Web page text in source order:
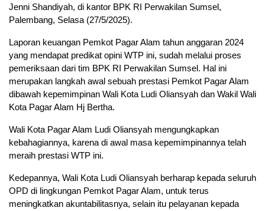
Jenni Shandiyah, di kantor BPK RI Perwakilan Sumsel,
Palembang, Selasa (27/5/2025).
Laporan keuangan Pemkot Pagar Alam tahun anggaran 2024
yang mendapat predikat opini WTP ini, sudah melalui proses
pemeriksaan dari tim BPK RI Perwakilan Sumsel. Hal ini
merupakan langkah awal sebuah prestasi Pemkot Pagar Alam
dibawah kepemimpinan Wali Kota Ludi Oliansyah dan Wakil Wali
Kota Pagar Alam Hj Bertha.
Wali Kota Pagar Alam Ludi Oliansyah mengungkapkan
kebahagiannya, karena di awal masa kepemimpinannya telah
meraih prestasi WTP ini.
Kedepannya, Wali Kota Ludi Oliansyah berharap kepada seluruh
OPD di lingkungan Pemkot Pagar Alam, untuk terus
meningkatkan akuntabilitasnya, selain itu pelayanan kepada